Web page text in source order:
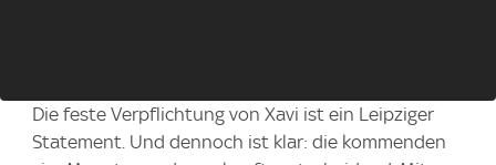
Die feste Verpflichtung von Xavi ist ein Leipziger
Statement. Und dennoch ist klar: die kommenden